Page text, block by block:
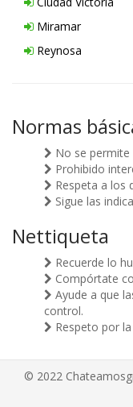
Miramar
Reynosa
Normas
No se permite
Prohibido
Respeta a los
Sigue las
Nettiqueta
Recuerde lo
Compórtate
Ayude a que
control.
Respeto por
© 2022